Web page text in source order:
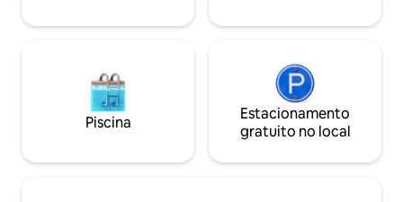
EXCEÇÕES
experientes.
Piscina
Estacionamento
gratuito no local